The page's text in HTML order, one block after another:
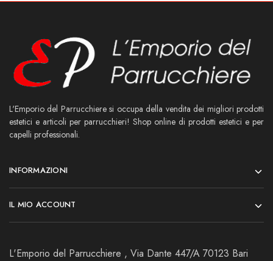
L'Emporio del Parrucchiere si occupa della vendita dei migliori prodotti
estetici e articoli per parrucchieri! Shop online di prodotti estetici e per
capelli professionali.
INFORMAZIONI
IL MIO ACCOUNT
L'Emporio del Parrucchiere , Via Dante 447/A 70123 Bari